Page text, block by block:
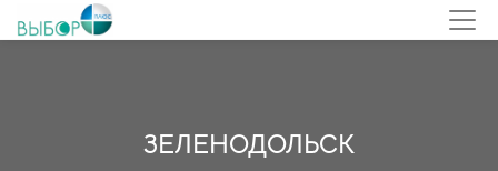
ЗЕЛЕНОДОЛЬСК